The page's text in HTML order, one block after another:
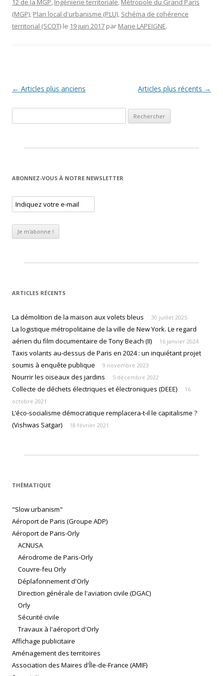
12 de la MGP, Ingénierie territoriale, Métropole du Grand Paris
(MGP), Plan local d'urbanisme (PLU), Schéma de cohérence
territorial (SCOT) le 19 juin 2017 par Marie LAPEIGNE.
Navigation des articles
← Articles plus anciens Articles plus récents →
ABONNEZ-VOUS À NOTRE NEWSLETTER
ARTICLES RÉCENTS
La démolition de la maison aux volets bleus 30 juillet 2025
La logistique métropolitaine de la ville de New York. Le regard
aérien du film documentaire de Tony Beach (II)
16 janvier 2024
Taxis volants au-dessus de Paris en 2024 : un inquiétant projet
soumis à enquête publique
9 novembre 2023
Nourrir les oiseaux des jardins 5 décembre 2022
Collecte de déchets électriques et électroniques (DEEE)
16
octobre 2021
L’éco-socialisme démocratique remplacera-t-il le capitalisme ?
(Vishwas Satgar)
18 février 2021
THÈMATIQUE
"Slow urbanism"
Aéroport de Paris (Groupe ADP)
Aéroport de Paris-Orly
ACNUSA
Aérodrome de Paris-Orly
Couvre-feu Orly
Déplafonnement d'Orly
Direction générale de l'aviation civile (DGAC)
Orly
Sécurité civile
Travaux à l'aéroport d'Orly
Affichage publicitaire
Aménagement des territoires
Association des Maires d'Île-de-France (AMIF)